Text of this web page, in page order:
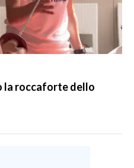
la roccaforte dello